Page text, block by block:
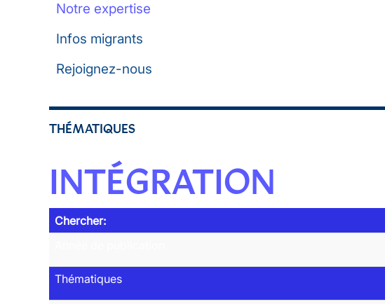
Notre expertise
Infos migrants
Rejoignez-nous
THÉMATIQUES
INTÉGRATION
Chercher:
Thématiques